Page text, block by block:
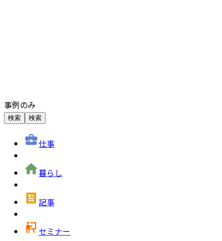
事例のみ
検索 検索
仕事
暮らし
記事
セミナー